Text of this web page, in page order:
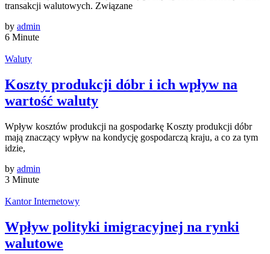
transakcji walutowych. Związane
by admin
6 Minute
Waluty
Koszty produkcji dóbr i ich wpływ na
wartość waluty
Wpływ kosztów produkcji na gospodarkę Koszty produkcji dóbr
mają znaczący wpływ na kondycję gospodarczą kraju, a co za tym
idzie,
by admin
3 Minute
Kantor Internetowy
Wpływ polityki imigracyjnej na rynki
walutowe